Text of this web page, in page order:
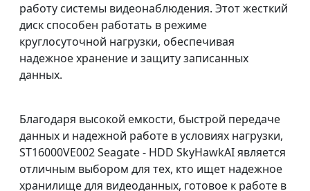
работу системы видеонаблюдения. Этот жесткий
диск способен работать в режиме
круглосуточной нагрузки, обеспечивая
надежное хранение и защиту записанных
данных.
Благодаря высокой емкости, быстрой передаче
данных и надежной работе в условиях нагрузки,
ST16000VE002 Seagate - HDD SkyHawkAI является
отличным выбором для тех, кто ищет надежное
хранилище для видеоданных, готовое к работе в